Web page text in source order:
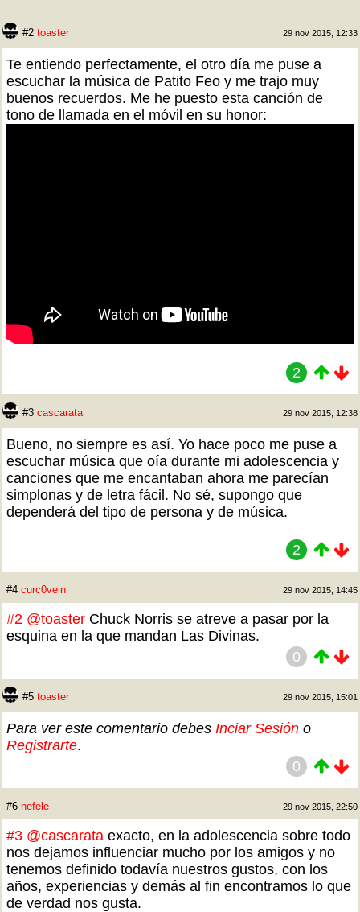
#2 toaster 29 nov 2015, 12:33
Te entiendo perfectamente, el otro día me puse a
escuchar la música de Patito Feo y me trajo muy
buenos recuerdos. Me he puesto esta canción de
tono de llamada en el móvil en su honor:
2
#3 cascarata 29 nov 2015, 12:38
Bueno, no siempre es así. Yo hace poco me puse a
escuchar música que oía durante mi adolescencia y
canciones que me encantaban ahora me parecían
simplonas y de letra fácil. No sé, supongo que
dependerá del tipo de persona y de música.
2
#4 curc0vein 29 nov 2015, 14:45
#2 @toaster Chuck Norris se atreve a pasar por la
esquina en la que mandan Las Divinas.
0
#5 toaster 29 nov 2015, 15:01
Para ver este comentario debes Inciar Sesión o
Registrarte.
0
#6 nefele 29 nov 2015, 22:50
#3 @cascarata exacto, en la adolescencia sobre todo
nos dejamos influenciar mucho por los amigos y no
tenemos definido todavía nuestros gustos, con los
años, experiencias y demás al fin encontramos lo que
de verdad nos gusta.